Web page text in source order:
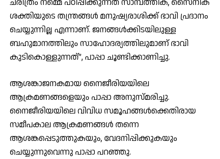
ചരിത്രം നമ്മെ പഠിപ്പിക്കുന്നത് സാമ്പത്തിക, സൈനിക
ശക്തിയുടെ തന്ത്രങ്ങൾ മനുഷ്യരാശിക്ക് ഭാവി പ്രദാനം
ചെയ്യുന്നില്ല എന്നാണ്. ജനങ്ങൾക്കിടയിലുള്ള
ബഹുമാനത്തിലും സാഹോദര്യത്തിലുമാണ് ഭാവി
കുടികൊള്ളുന്നത്”, പാപ്പാ ചൂണ്ടിക്കാണിച്ചു.
ആശങ്കാജനകമായ നൈജീരിയയിലെ
ആക്രമണങ്ങളെയും പാപ്പാ അനുസ്മരിച്ചു.
നൈജീരിയയിലെ വിവിധ സമൂഹങ്ങൾക്കെതിരായ
സമീപകാല ആക്രമണങ്ങൾ തന്നെ
ആശങ്കപ്പെടുത്തുകയും, വേദനിപ്പിക്കുകയും
ചെയ്യുന്നുവെന്നു പാപ്പാ പറഞ്ഞു.